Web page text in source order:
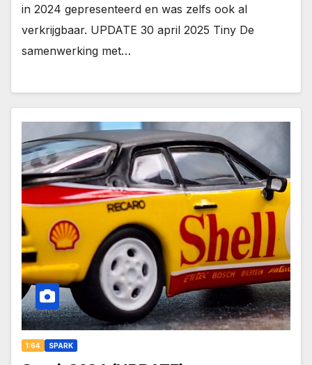
in 2024 gepresenteerd en was zelfs ook al
verkrijgbaar. UPDATE 30 april 2025 Tiny De
samenwerking met…
1:64 SPARK